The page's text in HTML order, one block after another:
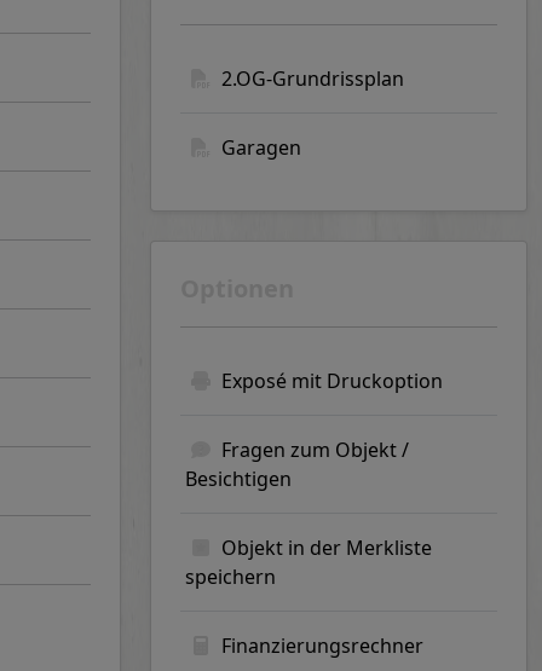
2.OG-Grundrissplan
Garagen
Exposé mit Druckoption
Fragen zum Objekt /
Besichtigen
Objekt in der Merkliste
speichern
Finanzierungsrechner